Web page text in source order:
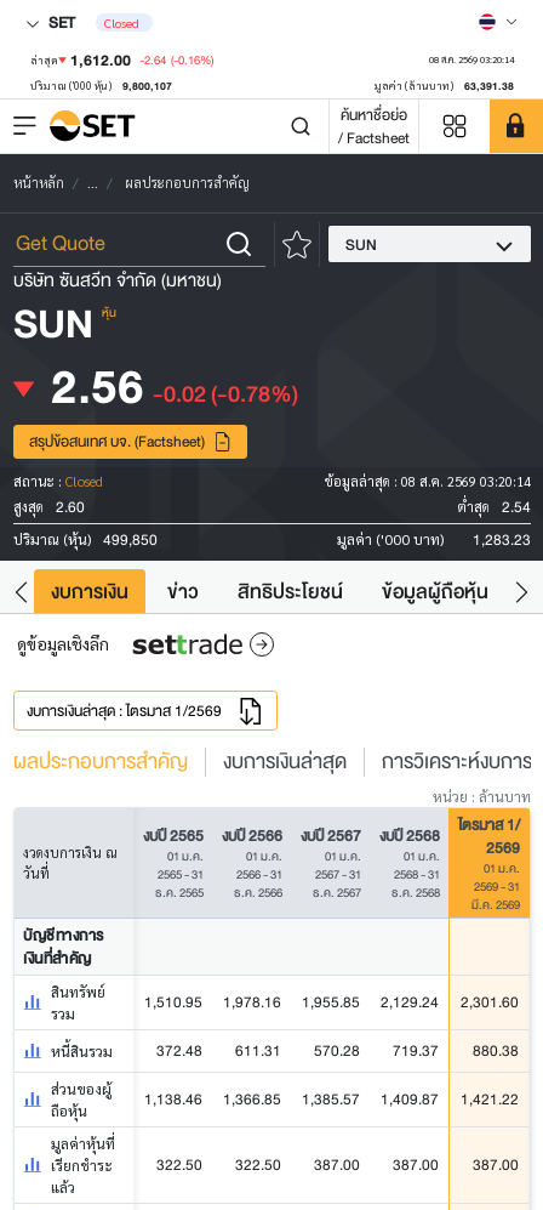
SET Closed
ล่าสุด 1,612.00 -2.64 (-0.16%) 08 ส.ค. 2569 03:20:14
ปริมาณ ('000 หุ้น) 9,800,107 มูลค่า (ล้านบาท) 63,391.38
ค้นหาชื่อย่อ
/ Factsheet
หน้าหลัก ... ผลประกอบการสำคัญ
SUN
บริษัท ซันสวีท จำกัด (มหาชน)
SUN หุ้น
2.56 -0.02(-0.78%)
สรุปข้อสนเทศ บจ. (Factsheet)
สถานะ : Closed ข้อมูลล่าสุด : 08 ส.ค. 2569 03:20:14
สูงสุด
2.60 ต่ำสุด 2.54
ปริมาณ (หุ้น) 499,850 มูลค่า ('000 บาท) 1,283.23
งบการเงิน ข่าว สิทธิประโยชน์ ข้อมูลผู้ถือหุ้น
ดูข้อมูลเชิงลึก
งบการเงินล่าสุด : ไตรมาส 1/2569
ผลประกอบการสำคัญ งบการเงินล่าสุด การวิเคราะห์งบการ
หน่วย : ล้านบาท
งวดงบการเงิน ณ
วันที่
งบปี 2565
01 ม.ค.
2565 - 31
ธ.ค. 2565
งบปี 2566
01 ม.ค.
2566 - 31
ธ.ค. 2566
งบปี 2567
01 ม.ค.
2567 - 31
ธ.ค. 2567
งบปี 2568
01 ม.ค.
2568 - 31
ธ.ค. 2568
ไตรมาส 1/
2569
01 ม.ค.
2569 - 31
มี.ค. 2569
บัญชีทางการ
เงินที่สำคัญ
สินทรัพย์
รวม
1,510.95 1,978.16 1,955.85 2,129.24 2,301.60
หนี้สินรวม 372.48 611.31 570.28 719.37 880.38
ส่วนของผู้
ถือหุ้น
1,138.46 1,366.85 1,385.57 1,409.87 1,421.22
มูลค่าหุ้นที่
เรียกชำระ
แล้ว
322.50 322.50 387.00 387.00 387.00